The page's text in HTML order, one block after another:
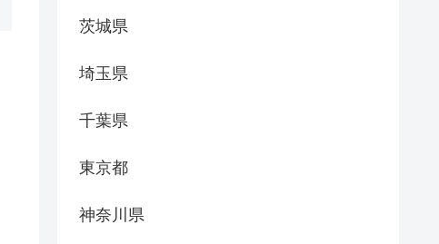
茨城県
埼玉県
千葉県
東京都
神奈川県